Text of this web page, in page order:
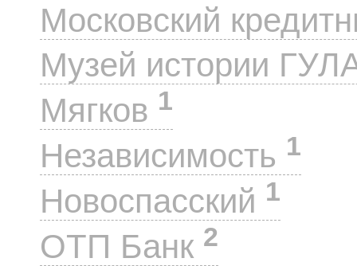
Московский
Музей истории
Мягков 1
Независимость 1
Новоспасский 1
ОТП Банк 2